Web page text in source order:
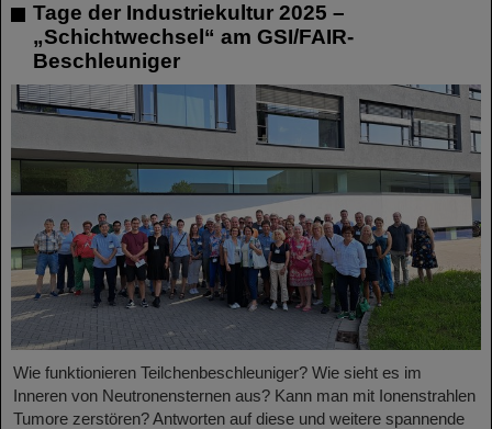
Tage der Industriekultur 2025 –
„Schichtwechsel“ am GSI/FAIR-
Beschleuniger
Wie funktionieren Teilchenbeschleuniger? Wie sieht es im
Inneren von Neutronensternen aus? Kann man mit Ionenstrahlen
Tumore zerstören? Antworten auf diese und weitere spannende